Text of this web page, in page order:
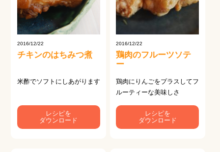
2016/12/22
チキンのはちみつ煮
米酢でソフトにしあがります
レシピを
ダウンロード
2016/12/22
鶏肉のフルーツソテ
ー
鶏肉にりんごをプラスしてフ
ルーティーな美味しさ
レシピを
ダウンロード